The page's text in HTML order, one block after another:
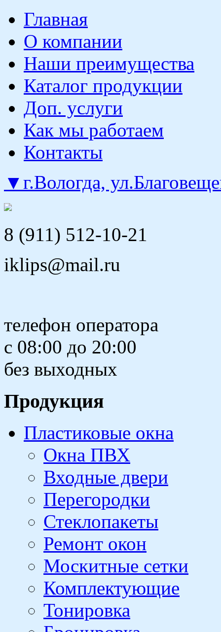
Главная
О компании
Наши преимущества
Каталог продукции
Доп. услуги
Как мы работаем
Контакты
▼г.Вологда,
8 (911) 512-10-21
iklips@mail.ru
телефон оператора
с 08:00 до 20:00
без выходных
Продукция
Пластиковые окна
Окна ПВХ
Входные двери
Перегородки
Стеклопакеты
Ремонт окон
Москитные сетки
Комплектующие
Тонировка